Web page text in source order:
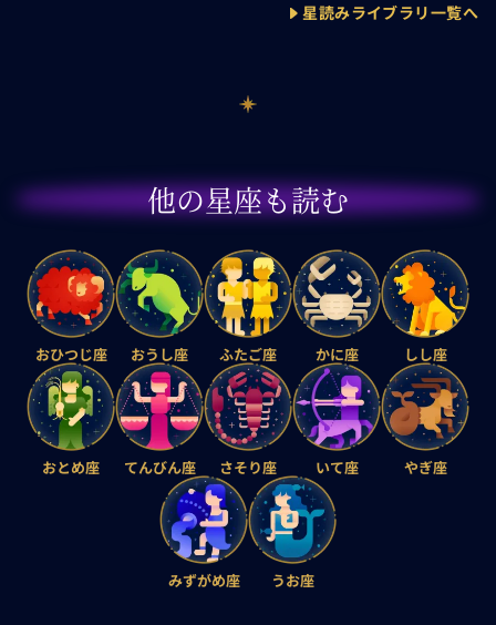
星読みライブラリ一覧へ
他の星座も読む
おひつじ座 おうし座 ふたご座 かに座 しし座
おとめ座 てんびん座 さそり座 いて座 やぎ座
みずがめ座 うお座